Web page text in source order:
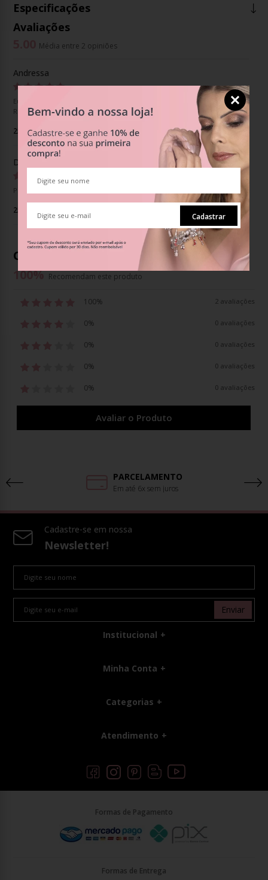
Especificações
Avaliações
Média entre 2 opiniões
Andressa
Eu simplesmente AMEI! O berloque, a embalagem, o carinho!
Recomendo de olhos fechados
25 jun 2024
Danielle
Pingente lindo, qualidade excelente!
25 mar 2024
Opiniões dos clientes
100% Recomendam este produto
100% 2 avaliações
0% 0 avaliações
0% 0 avaliações
0% 0 avaliações
0% 0 avaliações
Avaliar o Produto
PARCELAMENTO
Em até 6x sem juros
Cadastre-se em nossa
Newsletter!
Enviar
Institucional
Minha Conta
Categorias
Atendimento
Formas de Pagamento
Formas de Entrega
Cadastrar